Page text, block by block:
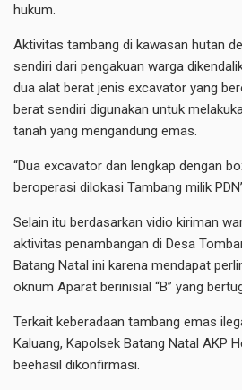
hukum.
Aktivitas tambang di kawasan hutan
sendiri dari pengakuan warga
dua alat berat jenis excavator yang
berat sendiri digunakan untuk
tanah yang mengandung emas.
“Dua excavator dan lengkap dengan
beroperasi dilokasi Tambang milik
Selain itu berdasarkan vidio kiriman
aktivitas penambangan di Desa
Batang Natal ini karena mendapat
oknum Aparat berinisial “B” yang
Terkait keberadaan tambang emas
Kaluang, Kapolsek Batang Natal AKP
beehasil dikonfirmasi.